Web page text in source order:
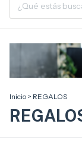
Inicio > REGALOS